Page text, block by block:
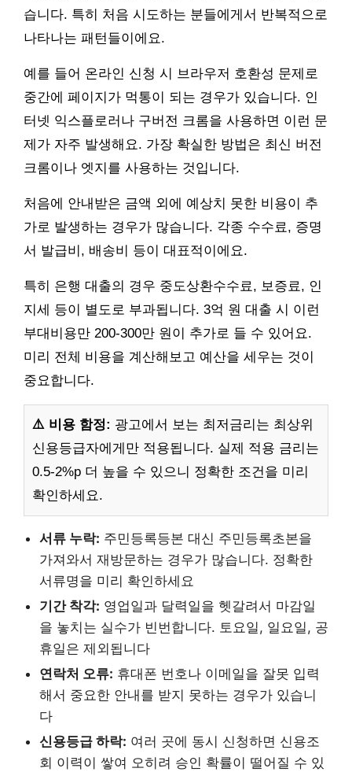
습니다. 특히 처음 시도하는 분들에게서 반복적으로
나타나는 패턴들이에요.
예를 들어 온라인 신청 시 브라우저 호환성 문제로
중간에 페이지가 먹통이 되는 경우가 있습니다. 인
터넷 익스플로러나 구버전 크롬을 사용하면 이런 문
제가 자주 발생해요. 가장 확실한 방법은 최신 버전
크롬이나 엣지를 사용하는 것입니다.
처음에 안내받은 금액 외에 예상치 못한 비용이 추
가로 발생하는 경우가 많습니다. 각종 수수료, 증명
서 발급비, 배송비 등이 대표적이에요.
특히 은행 대출의 경우 중도상환수수료, 보증료, 인
지세 등이 별도로 부과됩니다. 3억 원 대출 시 이런
부대비용만 200-300만 원이 추가로 들 수 있어요.
미리 전체 비용을 계산해보고 예산을 세우는 것이
중요합니다.
⚠️ 비용 함정: 광고에서 보는 최저금리는 최상위
신용등급자에게만 적용됩니다. 실제 적용 금리는
0.5-2%p 더 높을 수 있으니 정확한 조건을 미리
확인하세요.
서류 누락: 주민등록등본 대신 주민등록초본을
가져와서 재방문하는 경우가 많습니다. 정확한
서류명을 미리 확인하세요
기간 착각: 영업일과 달력일을 헷갈려서 마감일
을 놓치는 실수가 빈번합니다. 토요일, 일요일, 공
휴일은 제외됩니다
연락처 오류: 휴대폰 번호나 이메일을 잘못 입력
해서 중요한 안내를 받지 못하는 경우가 있습니
다
신용등급 하락: 여러 곳에 동시 신청하면 신용조
회 이력이 쌓여 오히려 승인 확률이 떨어질 수 있